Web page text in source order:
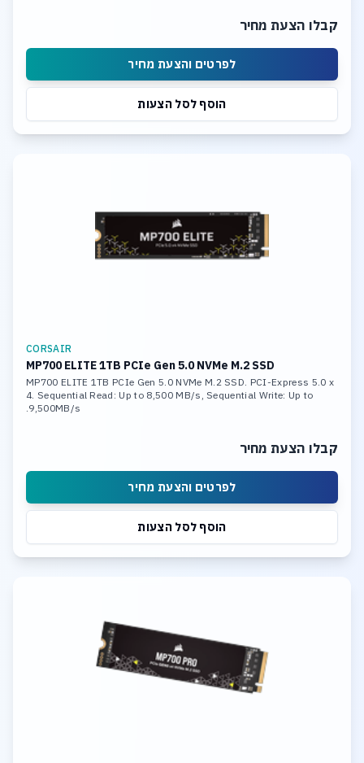
קבלו הצעת מחיר
לפרטים והצעת מחיר
הוסף לסל הצעות
CORSAIR
MP700 ELITE 1TB PCIe Gen 5.0 NVMe M.2 SSD
MP700 ELITE 1TB PCIe Gen 5.0 NVMe M.2 SSD. PCI-Express 5.0 x
4. Sequential Read: Up to 8,500 MB/s, Sequential Write: Up to
9,500MB/s.
קבלו הצעת מחיר
לפרטים והצעת מחיר
הוסף לסל הצעות